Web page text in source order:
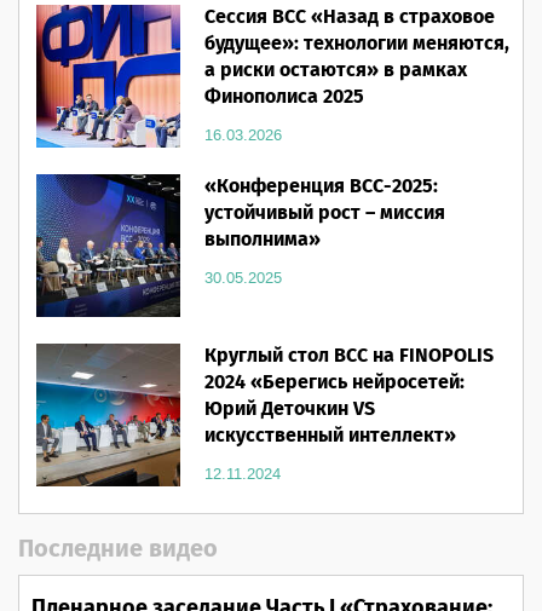
Сессия ВСС «Назад в страховое
будущее»: технологии меняются,
а риски остаются» в рамках
Финополиса 2025
16.03.2026
«Конференция ВСС-2025:
устойчивый рост – миссия
выполнима»
30.05.2025
Круглый стол ВСС на FINOPOLIS
2024 «Берегись нейросетей:
Юрий Деточкин VS
искусственный интеллект»
12.11.2024
Последние видео